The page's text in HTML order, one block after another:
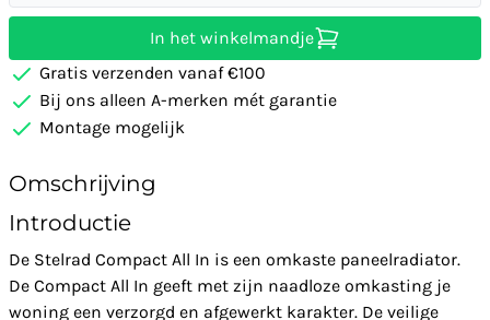
In het winkelmandje
Gratis verzenden vanaf €100
Bij ons alleen A-merken mét garantie
Montage mogelijk
Omschrijving
Introductie
De Stelrad Compact All In is een omkaste paneelradiator.
De Compact All In geeft met zijn naadloze omkasting je
woning een verzorgd en afgewerkt karakter. De veilige